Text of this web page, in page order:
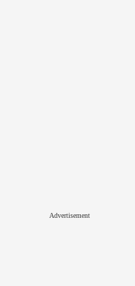
Advertisement